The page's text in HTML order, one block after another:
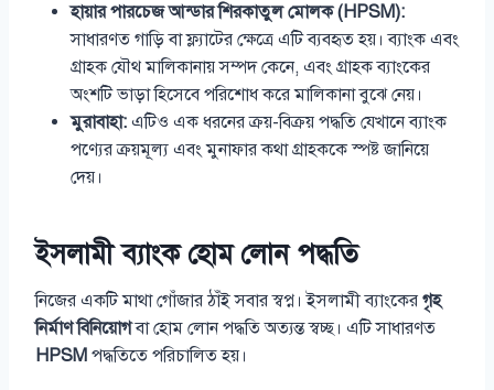
হায়ার পারচেজ আন্ডার শিরকাতুল মোলক (HPSM):
সাধারণত গাড়ি বা ফ্ল্যাটের ক্ষেত্রে এটি ব্যবহৃত হয়। ব্যাংক এবং
গ্রাহক যৌথ মালিকানায় সম্পদ কেনে, এবং গ্রাহক ব্যাংকের
অংশটি ভাড়া হিসেবে পরিশোধ করে মালিকানা বুঝে নেয়।
মুরাবাহা: এটিও এক ধরনের ক্রয়-বিক্রয় পদ্ধতি যেখানে ব্যাংক
পণ্যের ক্রয়মূল্য এবং মুনাফার কথা গ্রাহককে স্পষ্ট জানিয়ে
দেয়।
ইসলামী ব্যাংক হোম লোন পদ্ধতি
নিজের একটি মাথা গোঁজার ঠাঁই সবার স্বপ্ন। ইসলামী ব্যাংকের গৃহ
নির্মাণ বিনিয়োগবা হোম লোন পদ্ধতি অত্যন্ত স্বচ্ছ। এটি সাধারণত
HPSM পদ্ধতিতে পরিচালিত হয়।